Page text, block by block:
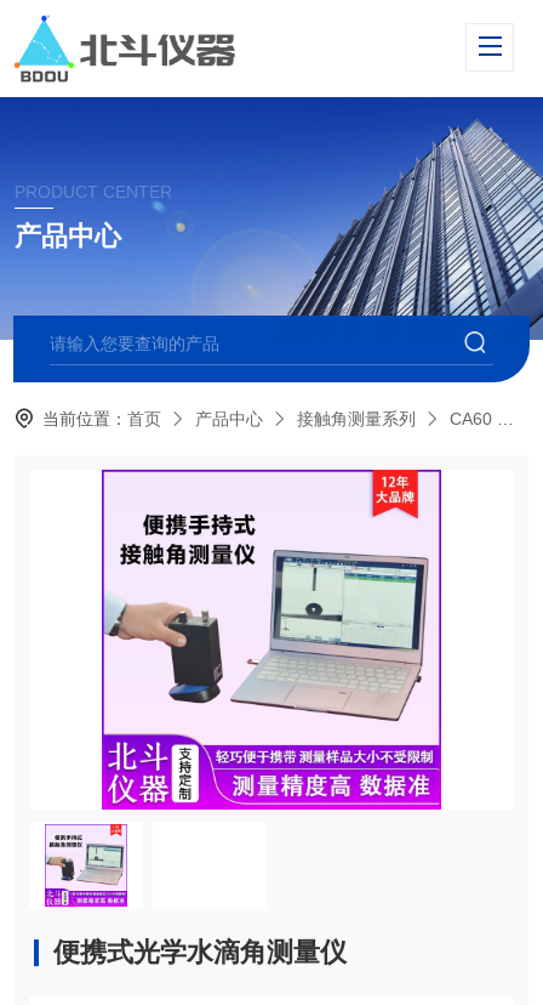
PRODUCT CENTER
产品中心
当前位置：首页 产品中心 接触角测量系列 CA60 便携式接触角测量仪
便携式光学水滴角测量仪